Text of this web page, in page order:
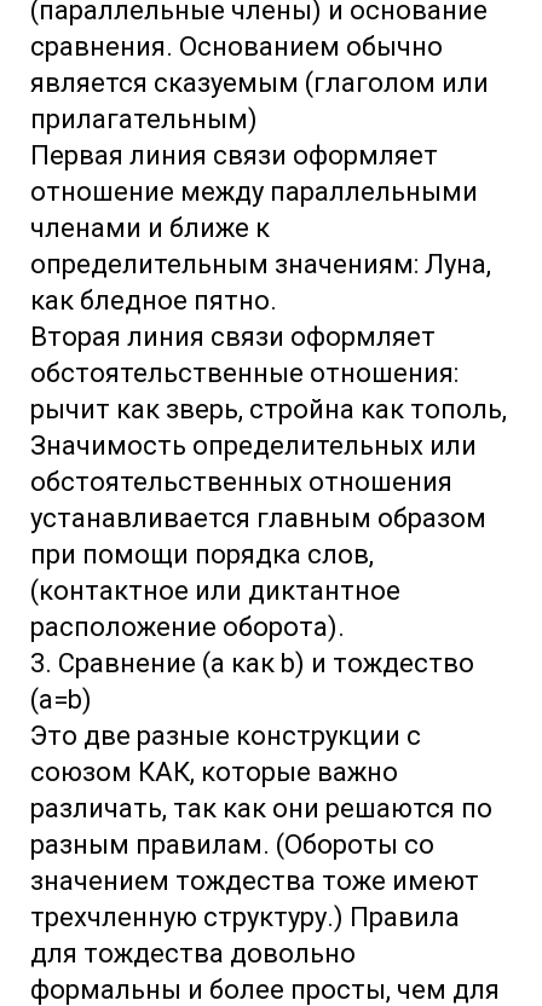
(параллельные члены) и основание
сравнения. Основанием обычно
является сказуемым (глаголом или
прилагательным)
Первая линия связи оформляет
отношение между параллельными
членами и ближе к
определительным значениям: Луна,
как бледное пятно.
Вторая линия связи оформляет
обстоятельственные отношения:
рычит как зверь, стройна как тополь,
Значимость определительных или
обстоятельственных отношения
устанавливается главным образом
при помощи порядка слов,
(контактное или диктантное
расположение оборота).
3. Сравнение (а как b) и тождество
(а=b)
Это две разные конструкции с
союзом КАК, которые важно
различать, так как они решаются по
разным правилам. (Обороты со
значением тождества тоже имеют
трехчленную структуру.) Правила
для тождества довольно
формальны и более просты, чем для